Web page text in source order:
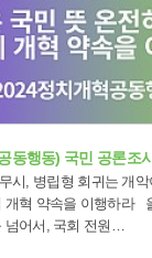
동행동) 국민 공론조
이행하라 올 상반기 공직선거법 개
어서, 국회 전원…